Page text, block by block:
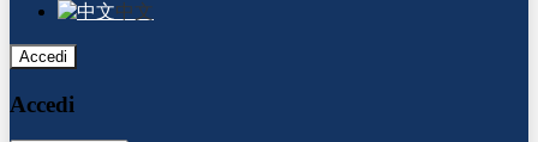
中文
Accedi
Accedi